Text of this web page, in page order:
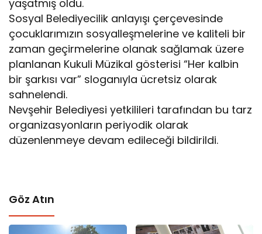
yaşatmış oldu.
Sosyal Belediyecilik anlayışı çerçevesinde
çocuklarımızın sosyalleşmelerine ve kaliteli bir
zaman geçirmelerine olanak sağlamak üzere
planlanan Kukuli Müzikal gösterisi “Her kalbin
bir şarkısı var” sloganıyla ücretsiz olarak
sahnelendi.
Nevşehir Belediyesi yetkilileri tarafından bu tarz
organizasyonların periyodik olarak
düzenlenmeye devam edileceği bildirildi.
Göz Atın